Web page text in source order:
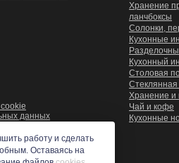
Хранение
ланчбоксы
Сoлонки,
Кухонные
Кухонный
Столовая
Стеклянная
Хранение и
Чай и кофе
Кухонные
данных
работу и сделать
Оставаясь на